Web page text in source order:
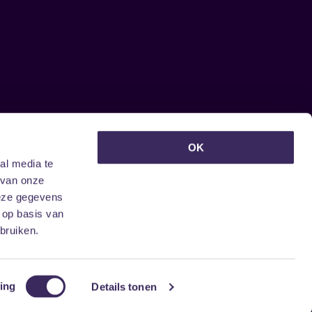
media te
onze
gegevens
basis van
Details tonen
OK
ontvangen?